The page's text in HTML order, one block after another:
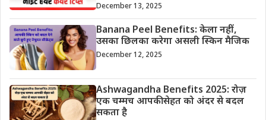
December 13, 2025
Banana Peel Benefits: केला नहीं,
उसका छिलका करेगा असली स्किन मैजिक
December 12, 2025
Ashwagandha Benefits 2025: रोज़
एक चम्मच आपकी सेहत को अंदर से बदल
सकता है